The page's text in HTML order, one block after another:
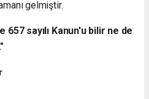
gelmiştir.
657 sayılı Kanun'u bilir ne de